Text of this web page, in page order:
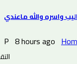
واسره والله ماعندي
P 8 hours ago
0